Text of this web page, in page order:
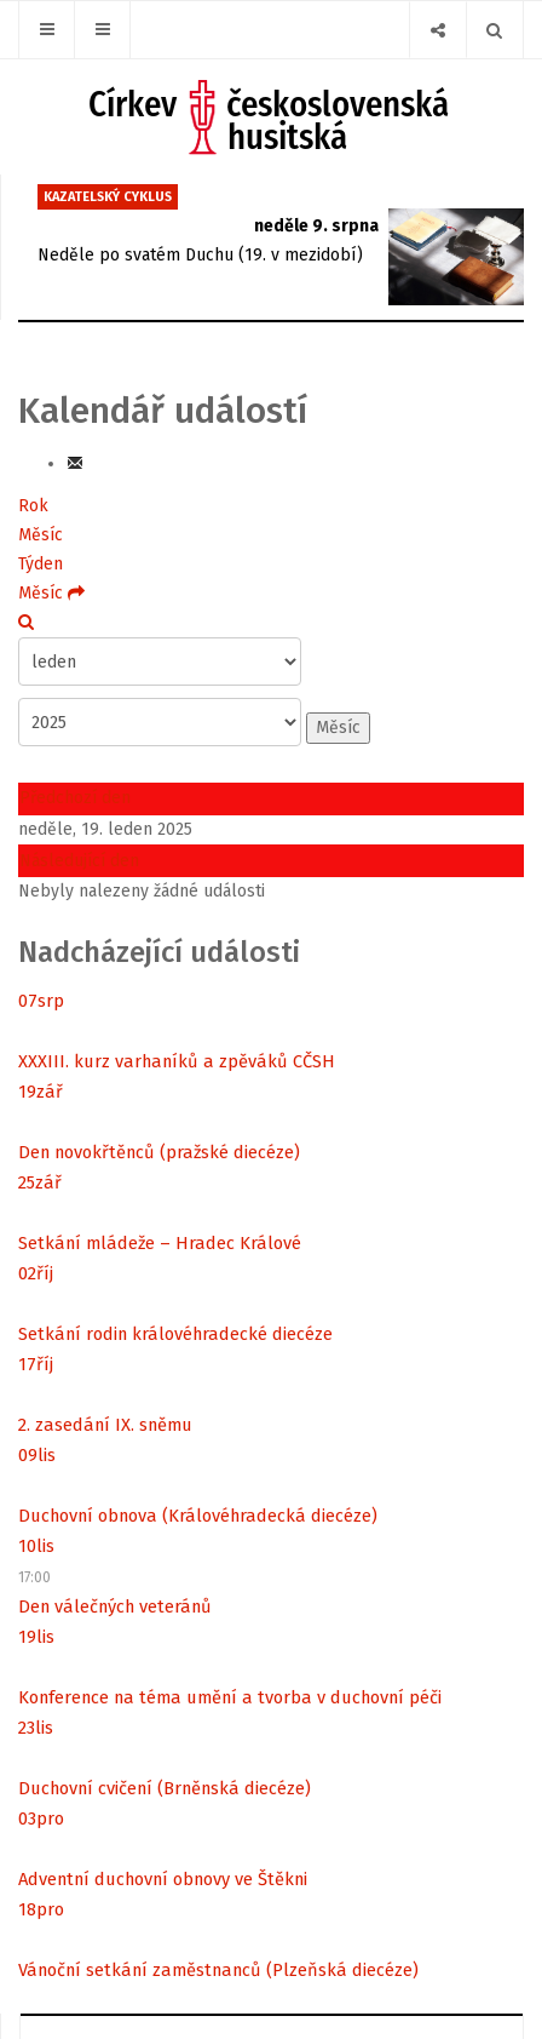
KAZATELSKÝ CYKLUS
neděle 9. srpna
Neděle po svatém Duchu (19. v mezidobí)
Kalendář událostí
Rok
Měsíc
Týden
Měsíc
Měsíc
Předchozí den
neděle, 19. leden 2025
Následující den
Nebyly nalezeny žádné události
Nadcházející události
07srp
XXXIII. kurz varhaníků a zpěváků CČSH
19zář
Den novokřtěnců (pražské diecéze)
25zář
Setkání mládeže – Hradec Králové
02říj
Setkání rodin královéhradecké diecéze
17říj
2. zasedání IX. sněmu
09lis
Duchovní obnova (Královéhradecká diecéze)
10lis
17:00
Den válečných veteránů
19lis
Konference na téma umění a tvorba v duchovní péči
23lis
Duchovní cvičení (Brněnská diecéze)
03pro
Adventní duchovní obnovy ve Štěkni
18pro
Vánoční setkání zaměstnanců (Plzeňská diecéze)